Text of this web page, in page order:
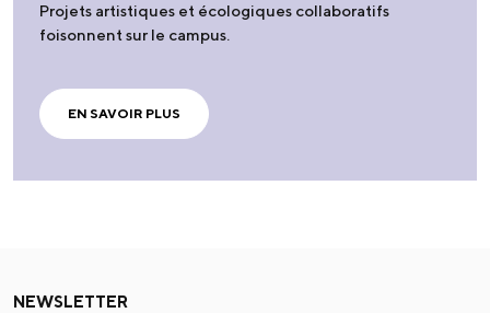
Projets artistiques et écologiques collaboratifs
foisonnent sur le campus.
EN SAVOIR PLUS
NEWSLETTER